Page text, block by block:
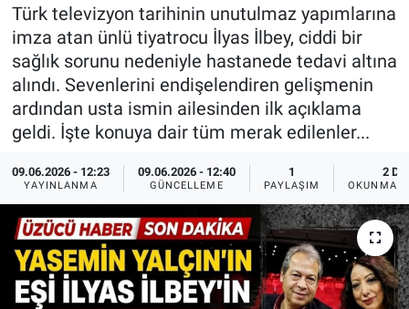
Türk televizyon tarihinin unutulmaz yapımlarına
imza atan ünlü tiyatrocu İlyas İlbey, ciddi bir
sağlık sorunu nedeniyle hastanede tedavi altına
alındı. Sevenlerini endişelendiren gelişmenin
ardından usta ismin ailesinden ilk açıklama
geldi. İşte konuya dair tüm merak edilenler...
09.06.2026 - 12:23
YAYINLANMA
09.06.2026 - 12:40
GÜNCELLEME
1
PAYLAŞIM
2 DK
OKUNMA